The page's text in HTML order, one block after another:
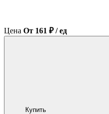
Цена От 161 ₽ / ед
Купить